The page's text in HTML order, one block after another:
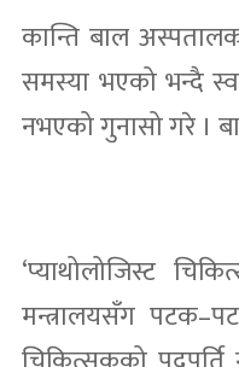
कान्ति बाल
समस्या भएको भन्दै
नभएको गुनासो गरे ।
‘प्याथोलोजिस्ट
मन्त्रालयसँग